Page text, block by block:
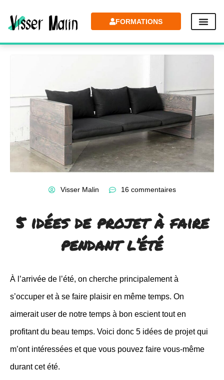
FORMATIONS
Visser Malin 16 commentaires
5 idées de projet à faire
pendant l’été
À l’arrivée de l’été, on cherche principalement à
s’occuper et à se faire plaisir en même temps. On
aimerait user de notre temps à bon escient tout en
profitant du beau temps. Voici donc 5 idées de projet qui
m’ont intéressées et que vous pouvez faire vous-même
durant cet été.